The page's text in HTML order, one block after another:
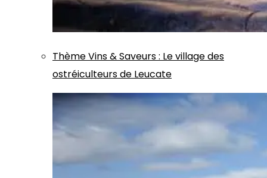
ThèmeVins & Saveurs: Le village des
ostréiculteurs de Leucate